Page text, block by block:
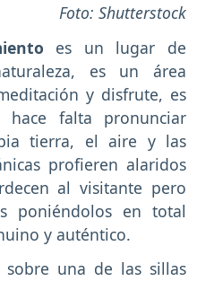
Foto: Shutterstock
es un lugar de
es un área
y disfrute, es
falta pronunciar
tierra, el aire y las
profieren alaridos
al visitante pero
poniéndolos en total
y auténtico.
sobre una de las sillas